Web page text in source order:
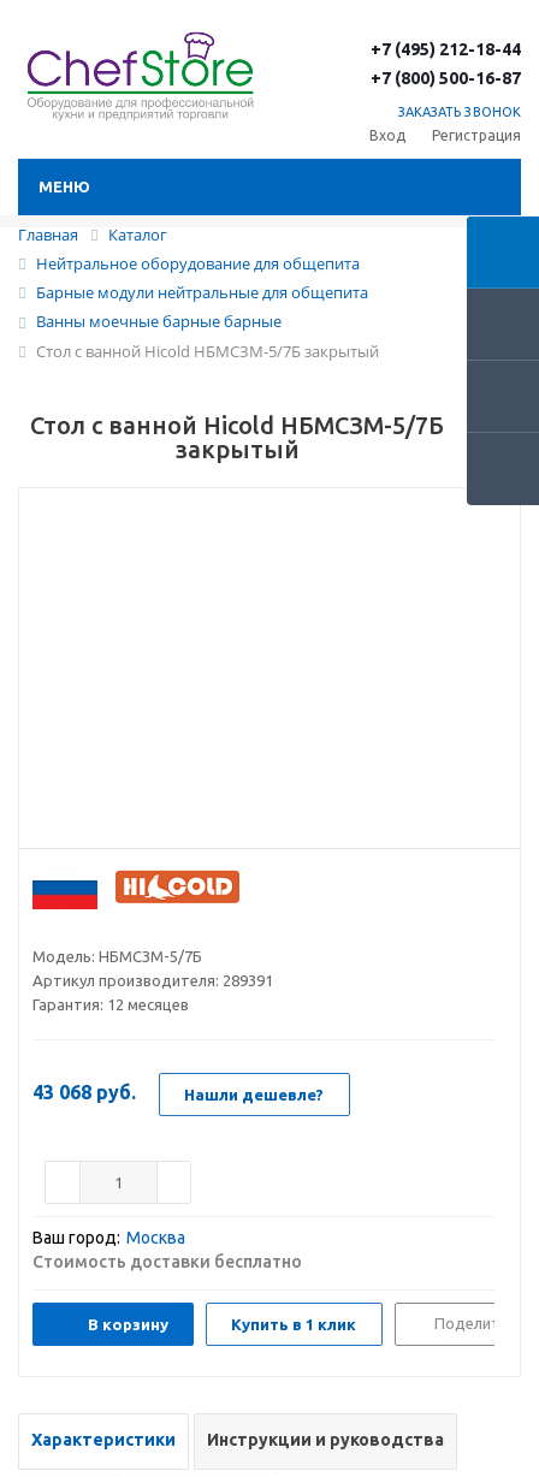
+7 (495) 212-18-44
+7 (800) 500-16-87
ЗАКАЗАТЬ ЗВОНОК
Вход Регистрация
МЕНЮ
Главная
Каталог
Нейтральное оборудование для общепита
Барные модули нейтральные для общепита
Ванны моечные барные барные
Стол с ванной Hicold НБМСЗМ-5/7Б закрытый
Стол с ванной Hicold НБМСЗМ-5/7Б
закрытый
Модель: НБМСЗМ-5/7Б
Артикул производителя: 289391
Гарантия: 12 месяцев
43 068 руб. Нашли дешевле?
Ваш город: Москва
Стоимость доставки бесплатно
В корзину Купить в 1 клик Поделиться
Характеристики Инструкции и руководства